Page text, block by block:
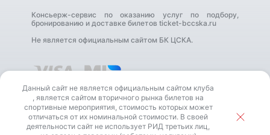
Консьерж-сервис по оказанию услуг по подбору,
бронированию и доставке билетов ticket-bccska.ru
Не является официальным сайтом БК ЦСКА.
В своей деятельности сайт не использует РИД третьих
Данный сайт не является официальным сайтом клуба
, является сайтом вторичного рынка билетов на
спортивные мероприятия, стоимость которых может
отличаться от их номинальной стоимости. В своей
деятельности сайт не использует РИД третьих лиц,